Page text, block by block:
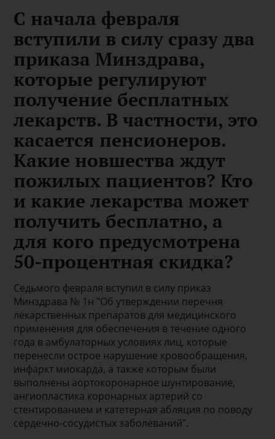
С начала февраля
вступили в силу сразу два
приказа Минздрава,
которые регулируют
получение бесплатных
лекарств. В частности, это
касается пенсионеров.
Какие новшества ждут
пожилых пациентов? Кто
и какие лекарства может
получить бесплатно, а
для кого предусмотрена
50-процентная скидка?
Седьмого февраля вступил в силу приказ
Минздрава № 1н "Об утверждении перечня
лекарственных препаратов для медицинского
применения для обеспечения в течение одного
года в амбулаторных условиях лиц, которые
перенесли острое нарушение кровообращения,
инфаркт миокарда, а также которым были
выполнены аортокоронарное шунтирование,
ангиопластика коронарных артерий со
стентированием и катетерная абляция по поводу
сердечно-сосудистых заболеваний".